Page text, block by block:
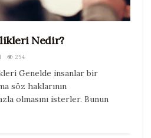
Nedir?
254
Genelde insanlar bir
söz haklarının
olmasını isterler. Bunun